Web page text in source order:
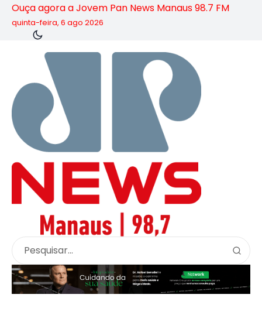
Ouça agora a Jovem Pan News Manaus 98.7 FM
quinta-feira, 6 ago 2026